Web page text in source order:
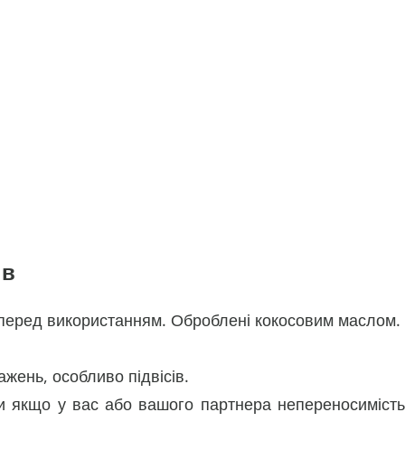
використанням. Оброблені кокосовим маслом.
особливо підвісів.
у вас або вашого партнера непереносимість